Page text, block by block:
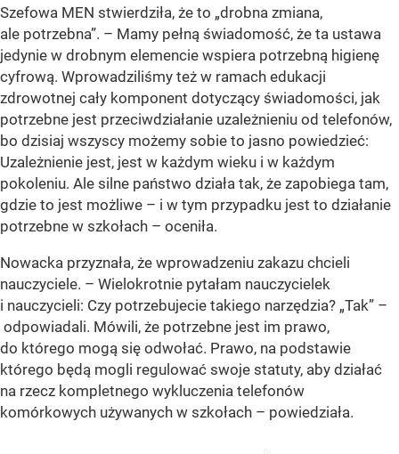
Szefowa MEN stwierdziła, że to „drobna zmiana,
ale potrzebna”. – Mamy pełną świadomość, że ta ustawa
jedynie w drobnym elemencie wspiera potrzebną higienę
cyfrową. Wprowadziliśmy też w ramach edukacji
zdrowotnej cały komponent dotyczący świadomości, jak
potrzebne jest przeciwdziałanie uzależnieniu od telefonów,
bo dzisiaj wszyscy możemy sobie to jasno powiedzieć:
Uzależnienie jest, jest w każdym wieku i w każdym
pokoleniu. Ale silne państwo działa tak, że zapobiega tam,
gdzie to jest możliwe – i w tym przypadku jest to działanie
potrzebne w szkołach – oceniła.
Nowacka przyznała, że wprowadzeniu zakazu chcieli
nauczyciele. – Wielokrotnie pytałam nauczycielek
i nauczycieli: Czy potrzebujecie takiego narzędzia? „Tak” –
odpowiadali. Mówili, że potrzebne jest im prawo,
do którego mogą się odwołać. Prawo, na podstawie
którego będą mogli regulować swoje statuty, aby działać
na rzecz kompletnego wykluczenia telefonów
komórkowych używanych w szkołach – powiedziała.